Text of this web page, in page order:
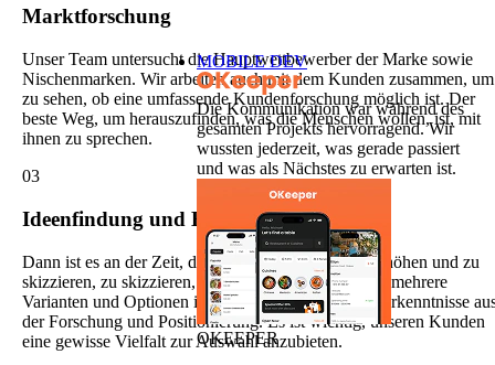
Marktforschung
Unser Team untersucht die Hauptwettbewerber der Marke sowie
Nischenmarken. Wir arbeiten auch mit dem Kunden zusammen, um
zu sehen, ob eine umfassende Kundenforschung möglich ist. Der
beste Weg, um herauszufinden, was die Menschen wollen, ist, mit
ihnen zu sprechen.
03
Ideenfindung und Brainstorming
Dann ist es an der Zeit, die kreative Lautstärke zu erhöhen und zu
skizzieren, zu skizzieren, zu skizzieren. Wir erstellen mehrere
Varianten und Optionen innerhalb der Grenzen der Erkenntnisse
der Forschung und Positionierung. Es ist wichtig, unseren Kunden
eine gewisse Vielfalt zur Auswahl anzubieten.
MOBILE DEV
Die Kommunikation war während des
gesamten Projekts hervorragend. Wir
wussten jederzeit, was gerade passiert
und was als Nächstes zu erwarten ist.
OKEEPER